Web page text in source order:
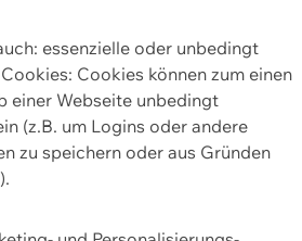
essenzielle oder unbedingt
Cookies können zum einen
einer Webseite unbedingt
(z.B. um Logins oder andere
zu speichern oder aus Gründen